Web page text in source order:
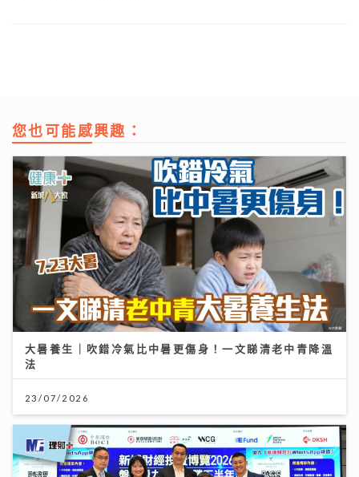
您也可能感興趣：
大暑養生｜吹錯冷氣比中暑更傷身！一文睇清老中青降溫
法
23/07/2026